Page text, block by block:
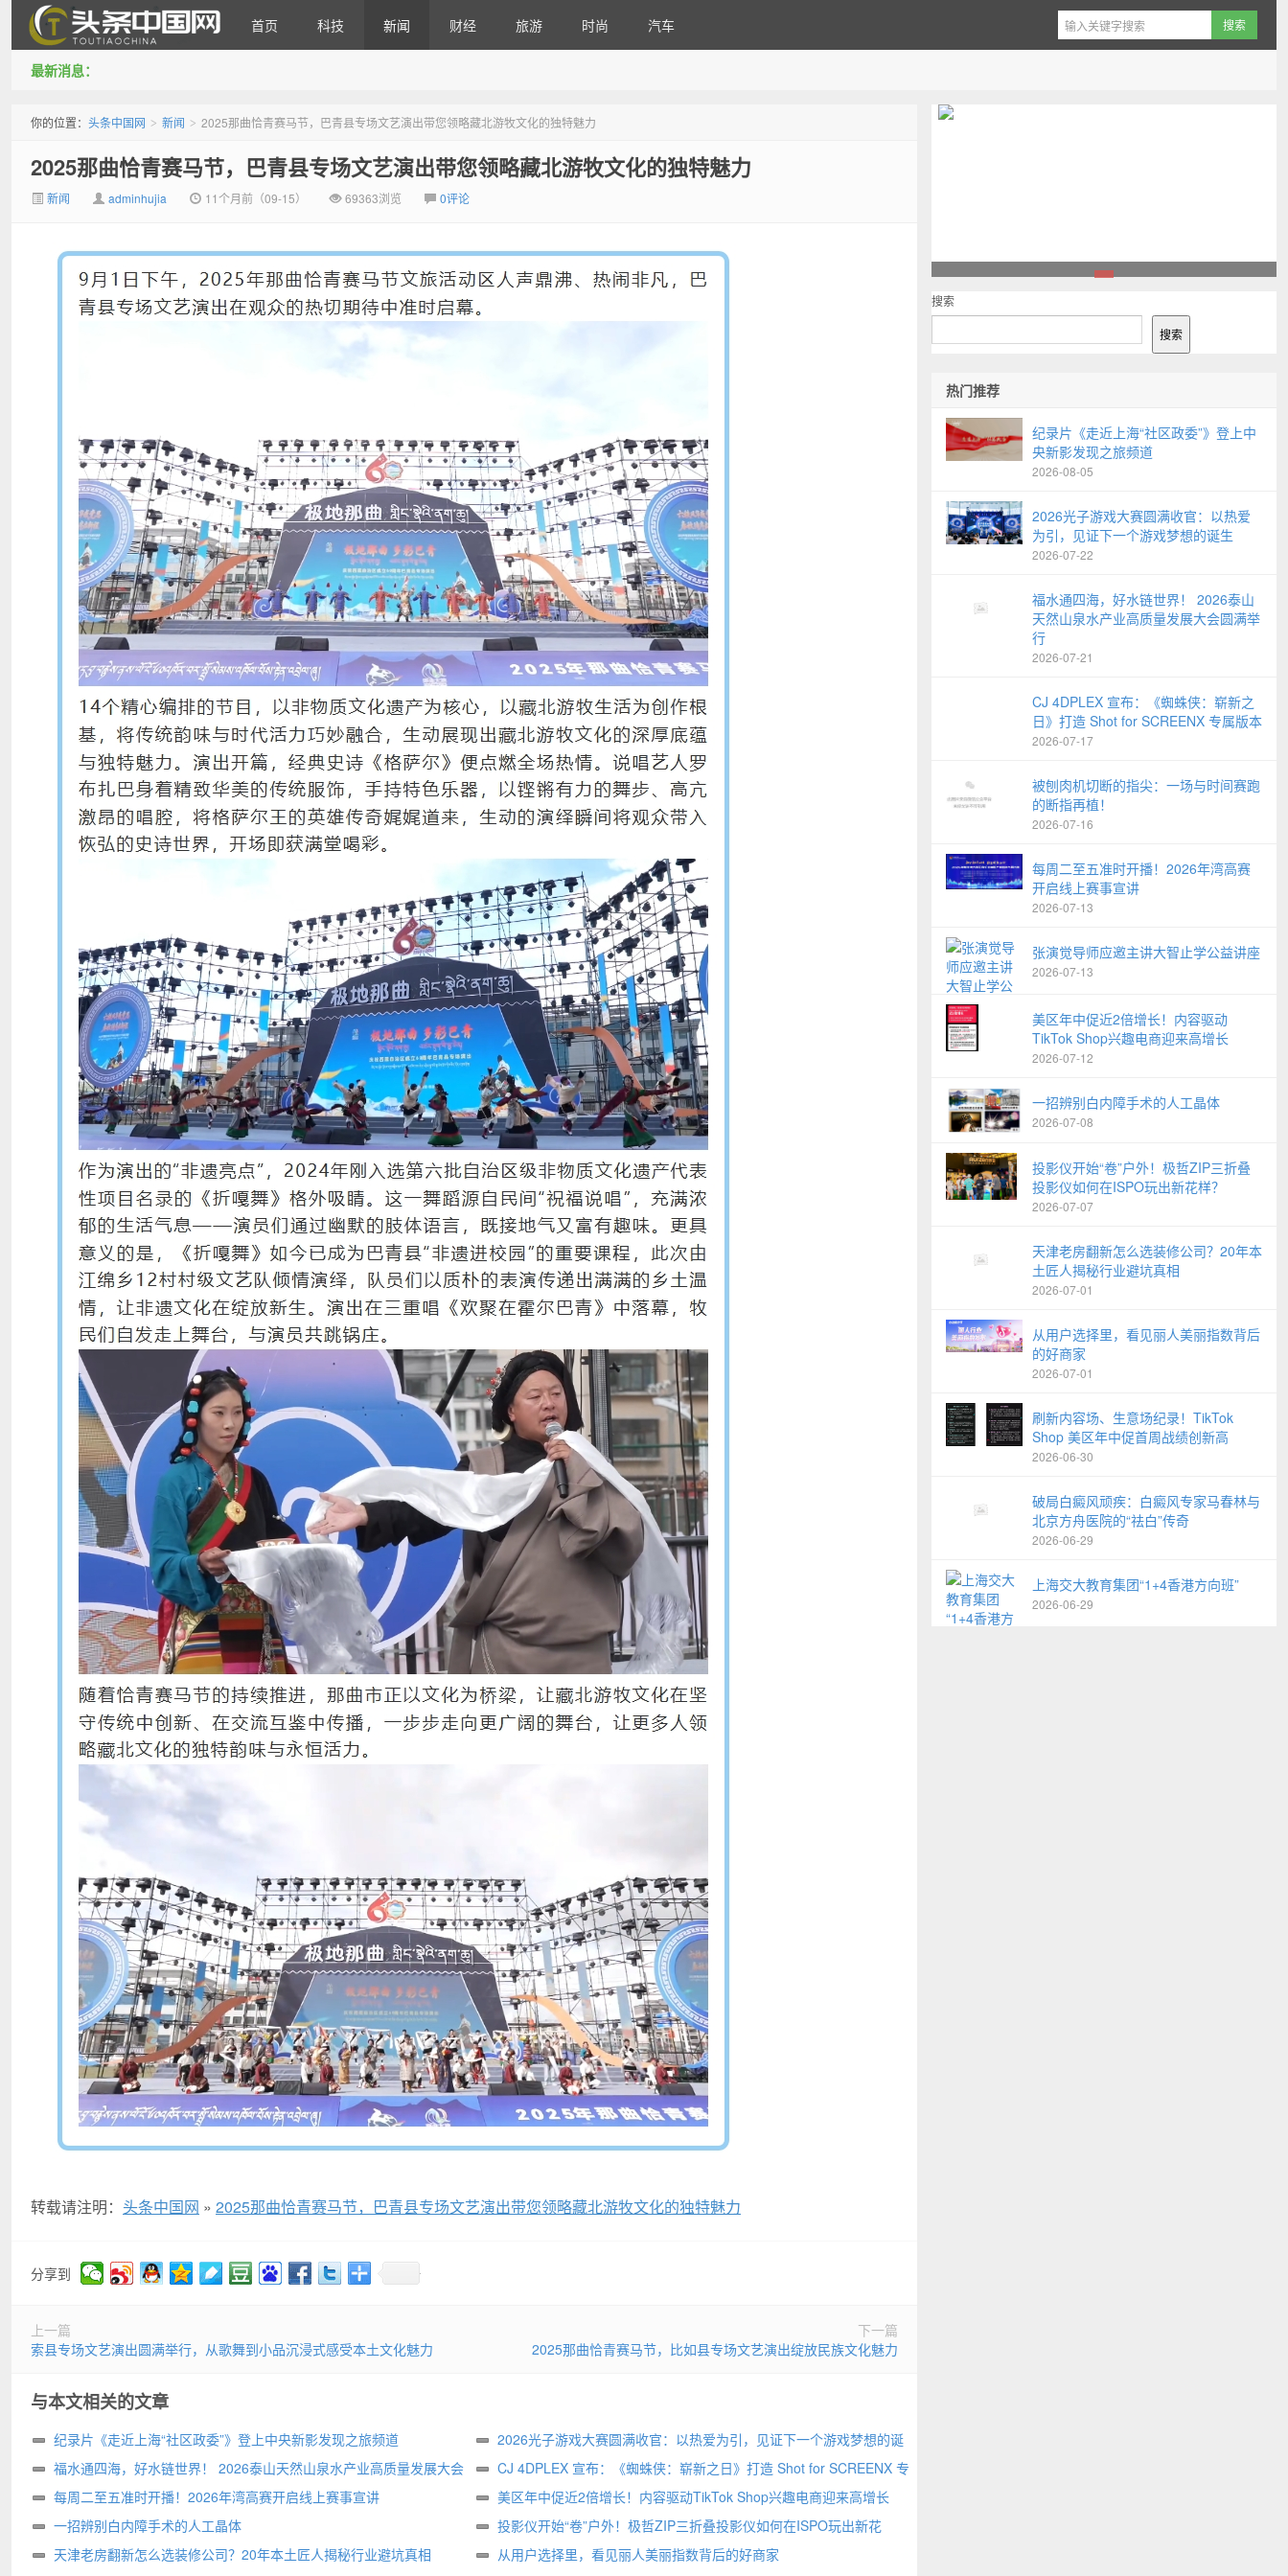
首页 科技 新闻 财经 旅游 时尚 汽车
最新消息：
你的位置： 头条中国网 > 新闻 > 2025那曲恰青赛马节，巴青县专场文艺演出带您领略藏北游牧文化的独特魅力
2025那曲恰青赛马节，巴青县专场文艺演出带您领略藏北游牧文化的独特魅力
新闻 adminhujia 11个月前（09-15） 69363浏览 0评论
转载请注明： 头条中国网 » 2025那曲恰青赛马节，巴青县专场文艺演出带您领略藏北游牧文化的独特魅力
分享到
上一篇
索县专场文艺演出圆满举行，从歌舞到小品沉浸式感受本土文化魅力
下一篇
2025那曲恰青赛马节，比如县专场文艺演出绽放民族文化魅力
与本文相关的文章
纪录片《走近上海“社区政委”》登上中央新影发现之旅频道
2026光子游戏大赛圆满收官：以热爱为引，见证下一个游戏梦想的诞
生
福水通四海，好水链世界！ 2026泰山天然山泉水产业高质量发展大会
圆满举行
CJ 4DPLEX 宣布：《蜘蛛侠：崭新之日》打造 Shot for SCREENX 专
属版本
每周二至五准时开播！2026年湾高赛开启线上赛事宣讲
美区年中促近2倍增长！内容驱动TikTok Shop兴趣电商迎来高增长
一招辨别白内障手术的人工晶体
投影仪开始“卷”户外！极哲ZIP三折叠投影仪如何在ISPO玩出新花
样？
天津老房翻新怎么选装修公司？20年本土匠人揭秘行业避坑真相
从用户选择里，看见丽人美丽指数背后的好商家
搜索
搜索
热门推荐
纪录片《走近上海“社区政委”》登上中
央新影发现之旅频道
2026-08-05
2026光子游戏大赛圆满收官：以热爱
为引，见证下一个游戏梦想的诞生
2026-07-22
福水通四海，好水链世界！ 2026泰山
天然山泉水产业高质量发展大会圆满举
行
2026-07-21
CJ 4DPLEX 宣布：《蜘蛛侠：崭新之
日》打造 Shot for SCREENX 专属版本
2026-07-17
被刨肉机切断的指尖：一场与时间赛跑
的断指再植！
2026-07-16
每周二至五准时开播！2026年湾高赛
开启线上赛事宣讲
2026-07-13
张演觉导师应邀主讲大智止学公益讲座
2026-07-13
美区年中促近2倍增长！内容驱动
TikTok Shop兴趣电商迎来高增长
2026-07-12
一招辨别白内障手术的人工晶体
2026-07-08
投影仪开始“卷”户外！极哲ZIP三折叠
投影仪如何在ISPO玩出新花样？
2026-07-07
天津老房翻新怎么选装修公司？20年本
土匠人揭秘行业避坑真相
2026-07-01
从用户选择里，看见丽人美丽指数背后
的好商家
2026-07-01
刷新内容场、生意场纪录！TikTok
Shop 美区年中促首周战绩创新高
2026-06-30
破局白癜风顽疾：白癜风专家马春林与
北京方舟医院的“祛白”传奇
2026-06-29
上海交大教育集团“1+4香港方向班”
2026-06-29